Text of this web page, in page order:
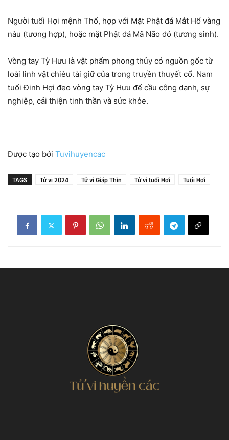
Người tuổi Hợi mệnh Thổ, hợp với Mặt Phật đá Mắt Hổ vàng
nâu (tương hợp), hoặc mặt Phật đá Mã Não đỏ (tương sinh).
Vòng tay Tỳ Hưu là vật phẩm phong thủy có nguồn gốc từ
loài linh vật chiêu tài giữ của trong truyền thuyết cổ. Nam
tuổi Đinh Hợi đeo vòng tay Tỳ Hưu để cầu công danh, sự
nghiệp, cải thiện tinh thần và sức khỏe.
Được tạo bởi Tuvihuyencac
TAGS Tử vi 2024 Tử vi Giáp Thìn Tử vi tuổi Hợi Tuổi Hợi